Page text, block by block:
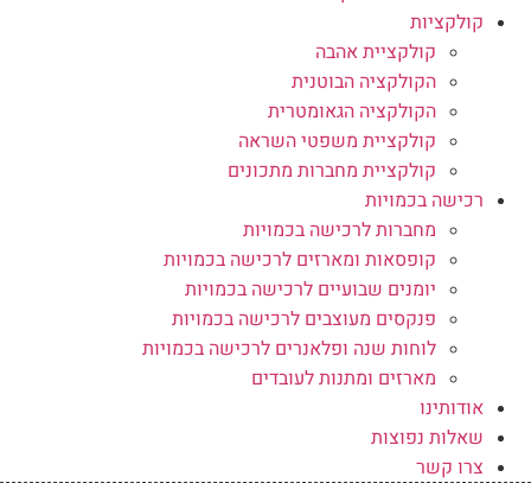
קולקציות
קולקציית אהבה
הקולקציה הבוטנית
הקולקציה הגאומטרית
קולקציית משפטי השראה
קולקציית מחברות מתכונים
רכישה בכמויות
מחברות לרכישה בכמויות
קופסאות ומארזים לרכישה בכמויות
יומנים שבועיים לרכישה בכמויות
פנקסים מעוצבים לרכישה בכמויות
לוחות שנה ופלאנרים לרכישה בכמויות
מארזים ומתנות לעובדים
אודותינו
שאלות נפוצות
צרו קשר